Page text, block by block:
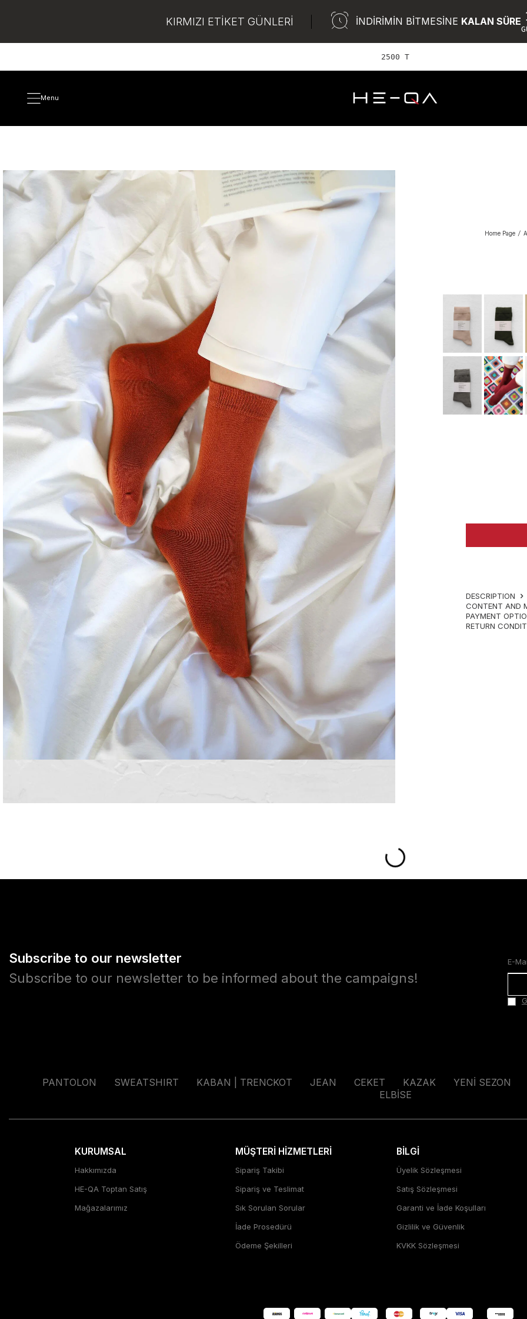
KIRMIZI ETİKET GÜNLERİ İNDİRİMİN BİTMESİNE KALAN SÜRE
2500 TL ve üzer
Menu
Home Page /
DESCRIPTION
CONTENT AND
PAYMENT
RETURN
Subscribe to our newsletter
Subscribe to our newsletter to be informed about the campaigns!
PANTOLON SWEATSHIRT KABAN | TRENCKOT JEAN CEKET KAZAK YENİ SEZON
ELBİSE
KURUMSAL
Hakkımızda
HE-QA Toptan Satış
Mağazalarımız
MÜŞTERİ HİZMETLERİ
Sipariş Takibi
Sipariş ve Teslimat
Sık Sorulan Sorular
İade Prosedürü
Ödeme Şekilleri
BİLGİ
Üyelik Sözleşmesi
Satış Sözleşmesi
Garanti ve İade Koşulları
Gizlilik ve Güvenlik
KVKK Sözleşmesi